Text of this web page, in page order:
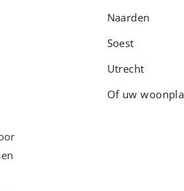
Naarden
Soest
Utrecht
Of uw